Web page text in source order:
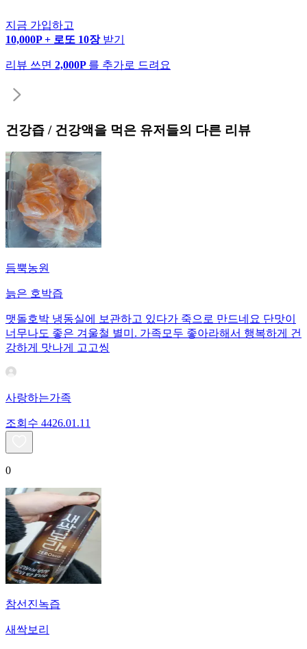
지금 가입하고
10,000P + 로또 10장 받기
리뷰 쓰면 2,000P 를 추가로 드려요
건강즙 / 건강액을 먹은 유저들의 다른 리뷰
듬뿍농원
늙은 호박즙
맷돌호박 냉동실에 보관하고 있다가 죽으로 만드네요 단맛이
너무나도 좋은 겨울철 별미. 가족모두 좋아라해서 행복하게 건
강하게 맛나게 고고씽
사랑하는가족
조회수 4426.01.11
0
참선진녹즙
새싹보리